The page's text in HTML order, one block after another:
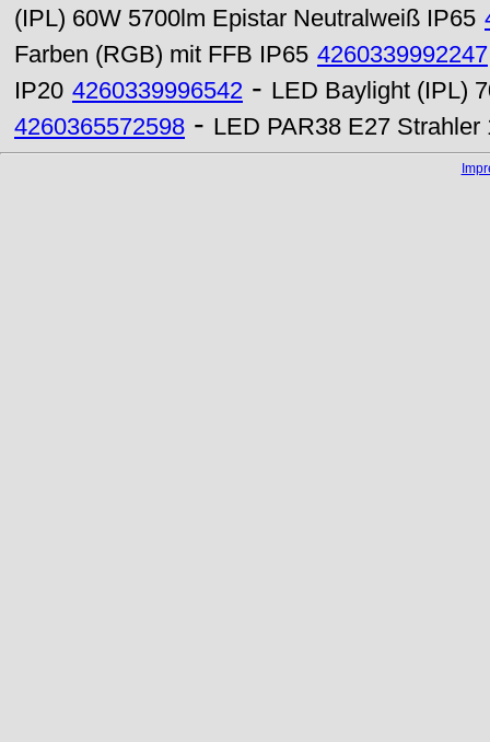
(IPL) 60W 5700lm Epistar Neutralweiß IP65
Farben (RGB) mit FFB IP65 4260339992247
IP20 4260339996542 - LED Baylight (IPL)
4260365572598 - LED PAR38 E27